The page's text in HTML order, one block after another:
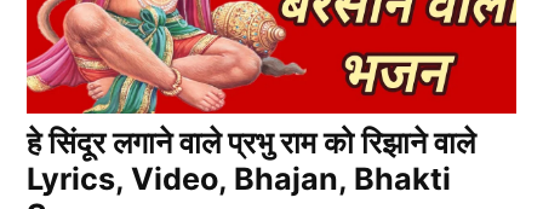
हे सिंदूर लगाने वाले प्रभु राम को रिझाने वाले
Lyrics, Video, Bhajan, Bhakti